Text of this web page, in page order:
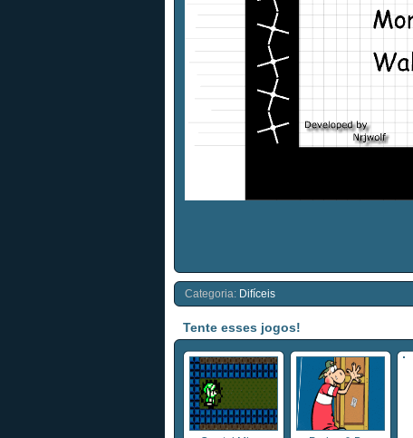
Categoria: Difíceis
Tente esses jogos!